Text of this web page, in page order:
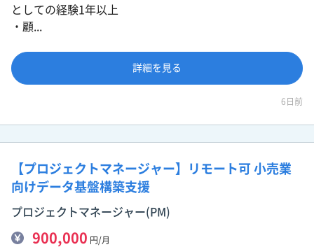
としての経験1年以上
・顧...
詳細を見る
6日前
【プロジェクトマネージャー】リモート可 小売業
向けデータ基盤構築支援
プロジェクトマネージャー(PM)
900,000 円/月